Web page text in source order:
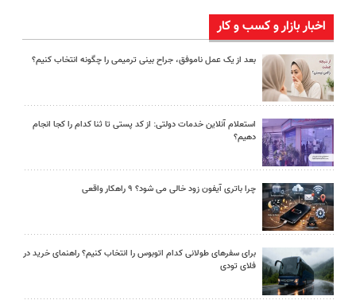
اخبار بازار و کسب و کار
بعد از یک عمل ناموفق، جراح بینی ترمیمی را چگونه انتخاب کنیم؟
استعلام آنلاین خدمات دولتی: از کد پستی تا ثنا کدام را کجا انجام
دهیم؟
چرا باتری آیفون زود خالی می شود؟ ۹ راهکار واقعی
برای سفرهای طولانی کدام اتوبوس را انتخاب کنیم؟ راهنمای خرید در
فلای تودی